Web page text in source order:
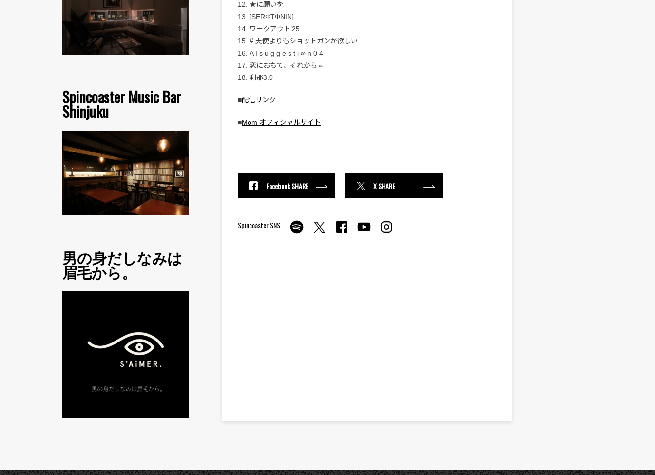
Spincoaster Music Bar
Shinjuku
男の身だしなみは
眉毛から。
12. ★に願いを
13. [SERΦTΦNIN]
14. ワークアウト’25
15. # 天使よりもショットガンが欲しい
16. A I s u g g e s t i ∞ n 0 4
17. 恋におちて、それから⇔
18. 刹那3.0
■配信リンク
■Mom オフィシャルサイト
Facebook SHARE X SHARE
Spincoaster SNS